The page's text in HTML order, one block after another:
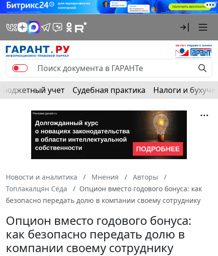
Бюджетный учет Судебная практика Налоги и
Новости и аналитика Мнения
Авторы
Топлакалцян Седа
Опцион вместо годового бонуса: как
безопасно передать долю в компании своему сотруднику
Опцион вместо годового бонуса:
как безопасно передать долю в
компании своему сотруднику